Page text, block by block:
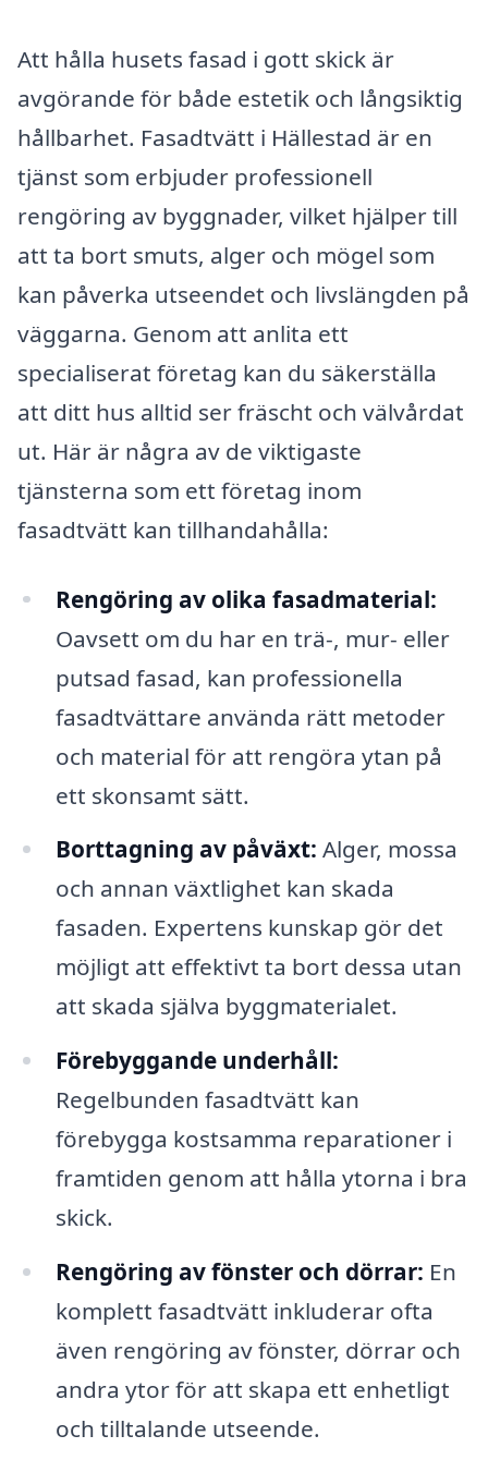
Att hålla husets fasad i gott skick är
avgörande för både estetik och långsiktig
hållbarhet. Fasadtvätt i Hällestad är en
tjänst som erbjuder professionell
rengöring av byggnader, vilket hjälper till
att ta bort smuts, alger och mögel som
kan påverka utseendet och livslängden på
väggarna. Genom att anlita ett
specialiserat företag kan du säkerställa
att ditt hus alltid ser fräscht och välvårdat
ut. Här är några av de viktigaste
tjänsterna som ett företag inom
fasadtvätt kan tillhandahålla:
Rengöring av olika fasadmaterial:
Oavsett om du har en trä-, mur- eller
putsad fasad, kan professionella
fasadtvättare använda rätt metoder
och material för att rengöra ytan på
ett skonsamt sätt.
Borttagning av påväxt: Alger, mossa
och annan växtlighet kan skada
fasaden. Expertens kunskap gör det
möjligt att effektivt ta bort dessa utan
att skada själva byggmaterialet.
Förebyggande underhåll:
Regelbunden fasadtvätt kan
förebygga kostsamma reparationer i
framtiden genom att hålla ytorna i bra
skick.
Rengöring av fönster och dörrar: En
komplett fasadtvätt inkluderar ofta
även rengöring av fönster, dörrar och
andra ytor för att skapa ett enhetligt
och tilltalande utseende.